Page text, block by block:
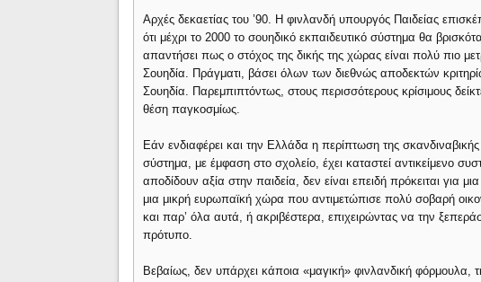
Αρχές δεκαετίας του ’90. Η φινλανδή υπουργός Παιδείας
ότι μέχρι το 2000 το σουηδικό εκπαιδευτικό σύστημα θα
απαντήσει πως ο στόχος της δικής της χώρας είναι πολύ πιο
Σουηδία. Πράγματι, βάσει όλων των διεθνώς αποδεκτών
Σουηδία. Παρεμπιπτόντως, στους περισσότερους κρίσιμους
θέση παγκοσμίως.
Εάν ενδιαφέρει και την Ελλάδα η περίπτωση της
σύστημα, με έμφαση στο σχολείο, έχει καταστεί αντικείμενο
αποδίδουν αξία στην παιδεία, δεν είναι επειδή πρόκειται για
μια μικρή ευρωπαϊκή χώρα που αντιμετώπισε πολύ σοβαρή
και παρ’ όλα αυτά, ή ακριβέστερα, επιχειρώντας να την
πρότυπο.
Βεβαίως, δεν υπάρχει κάποια «μαγική» φινλανδική